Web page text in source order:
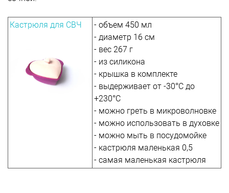
Кастрюля для СВЧ
- объем 450 мл
- диаметр 16 см
- вес 267 г
- из силикона
- крышка в комплекте
- выдерживает от -30°C до
+230°C
- можно греть в микроволновке
- можно использовать в духовке
- можно мыть в посудомойке
- кастрюля маленькая 0,5
- самая маленькая кастрюля